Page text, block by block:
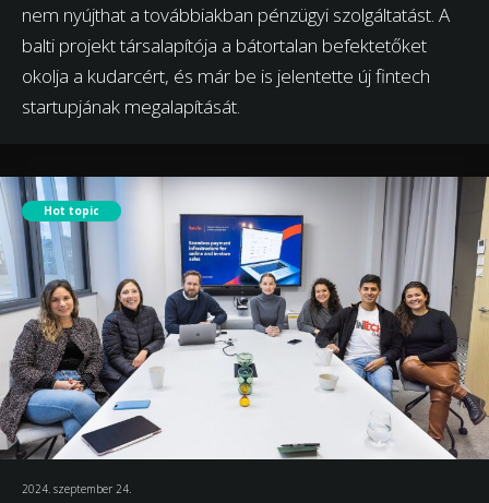
nem nyújthat a továbbiakban pénzügyi szolgáltatást. A
balti projekt társalapítója a bátortalan befektetőket
okolja a kudarcért, és már be is jelentette új fintech
startupjának megalapítását.
Hot topic
2024. szeptember 24.